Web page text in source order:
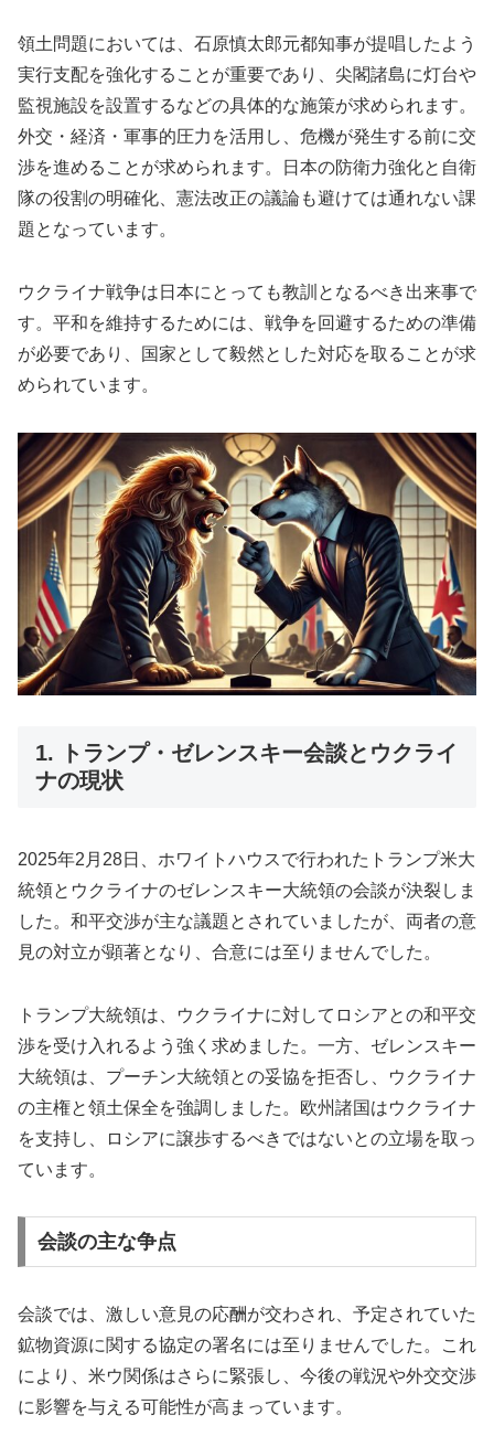
領土問題においては、石原慎太郎元都知事が提唱したよう
実行支配を強化することが重要であり、尖閣諸島に灯台や
監視施設を設置するなどの具体的な施策が求められます。
外交・経済・軍事的圧力を活用し、危機が発生する前に交
渉を進めることが求められます。日本の防衛力強化と自衛
隊の役割の明確化、憲法改正の議論も避けては通れない課
題となっています。
ウクライナ戦争は日本にとっても教訓となるべき出来事で
す。平和を維持するためには、戦争を回避するための準備
が必要であり、国家として毅然とした対応を取ることが求
められています。
1. トランプ・ゼレンスキー会談とウクライ
ナの現状
2025年2月28日、ホワイトハウスで行われたトランプ米大
統領とウクライナのゼレンスキー大統領の会談が決裂しま
した。和平交渉が主な議題とされていましたが、両者の意
見の対立が顕著となり、合意には至りませんでした。
トランプ大統領は、ウクライナに対してロシアとの和平交
渉を受け入れるよう強く求めました。一方、ゼレンスキー
大統領は、プーチン大統領との妥協を拒否し、ウクライナ
の主権と領土保全を強調しました。欧州諸国はウクライナ
を支持し、ロシアに譲歩するべきではないとの立場を取っ
ています。
会談の主な争点
会談では、激しい意見の応酬が交わされ、予定されていた
鉱物資源に関する協定の署名には至りませんでした。これ
により、米ウ関係はさらに緊張し、今後の戦況や外交交渉
に影響を与える可能性が高まっています。